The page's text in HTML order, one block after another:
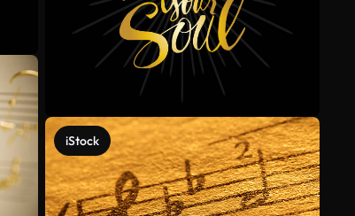
iStock